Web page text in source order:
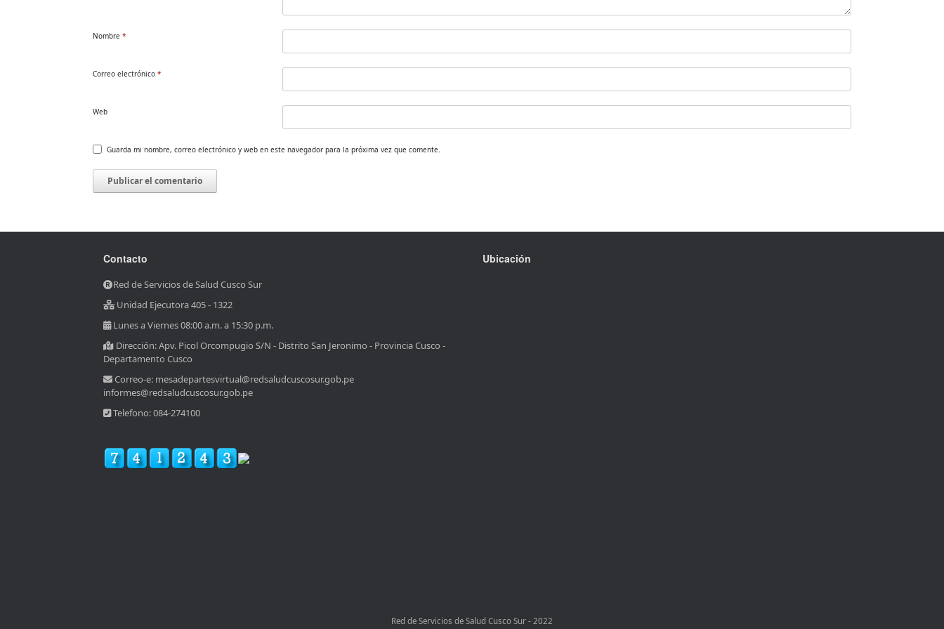
Nombre *
Correo electrónico *
Web
Guarda mi nombre, correo electrónico y web en este navegador para la próxima vez que comente.
Contacto
Red de Servicios de Salud Cusco Sur
Unidad Ejecutora 405 - 1322
Lunes a Viernes 08:00 a.m. a 15:30 p.m.
Dirección: Apv. Picol Orcompugio S/N - Distrito San Jeronimo - Provincia Cusco -
Departamento Cusco
Correo-e: mesadepartesvirtual@redsaludcuscosur.gob.pe
informes@redsaludcuscosur.gob.pe
Telefono: 084-274100
Ubicación
Red de Servicios de Salud Cusco Sur - 2022